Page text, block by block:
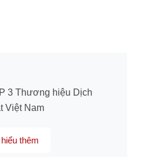
3 Thương hiệu Dịch
Việt Nam
thêm